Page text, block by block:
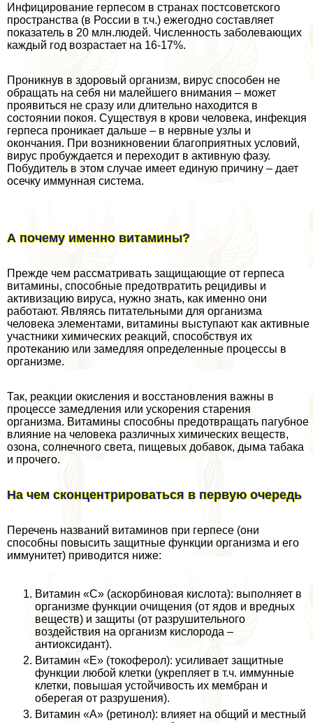
Инфицирование гepпeсом в странах постсоветского
прострaнcтва (в России в т.ч.) ежегодно составляет
показатель в 20 млн.людей. Численность заболевающих
каждый год возрастает на 16-17%.
Проникнув в здоровый организм, вирус способен не
обращать на себя ни малейшего внимания – может
проявиться не сразу или длительно находится в
состоянии покоя. Существуя в крови человека, инфекция
гepпeса проникает дальше – в нервные узлы и
окончания. При возникновении благоприятных условий,
вирус пробуждается и переходит в активную фазу.
Побудитель в этом случае имеет единую причину – дает
осечку иммунная система.
А почему именно витамины?
Прежде чем рассматривать защищающие от гepпeса
витамины, способные предотвратить рецидивы и
активизацию вируса, нужно знать, как именно они
работают. Являясь питательными для организма
человека элементами, витамины выступают как активные
участники химических реакций, способствуя их
протеканию или замедляя определенные процессы в
организме.
Так, реакции окисления и восстановления важны в
процессе замедления или ускорения старения
организма. Витамины способны предотвращать пагубное
влияние на человека различных химических веществ,
озона, солнечного света, пищевых добавок, дыма табака
и прочего.
На чем сконцентрироваться в первую очередь
Перечень названий витаминов при гepпeсе (они
способны повысить защитные функции организма и его
иммунитет) приводится ниже:
Витамин «С» (аскорбиновая кислота): выполняет в
организме функции очищения (от ядов и вредных
веществ) и защиты (от разрушительного
воздействия на организм кислорода –
антиоксидант).
Витамин «Е» (токоферол): усиливает защитные
функции любой клетки (укрепляет в т.ч. иммунные
клетки, повышая устойчивость их мембран и
оберегая от разрушения).
Витамин «А» (ретинол): влияет на общий и местный